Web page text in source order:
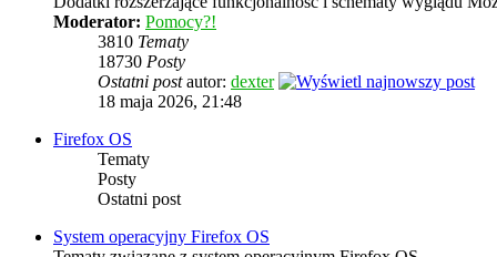
Moderator: Pomocy?!
3810 Tematy
18730 Posty
Ostatni postautor: dexter
18 maja 2026, 21:48
Firefox OS
Tematy
Posty
Ostatni post
System operacyjny Firefox OS